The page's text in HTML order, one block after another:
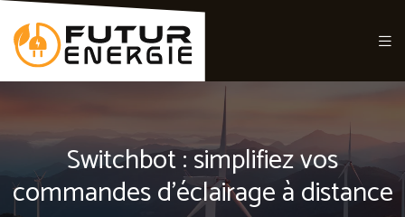
Switchbot : simplifiez vos
commandes d’éclairage à distance